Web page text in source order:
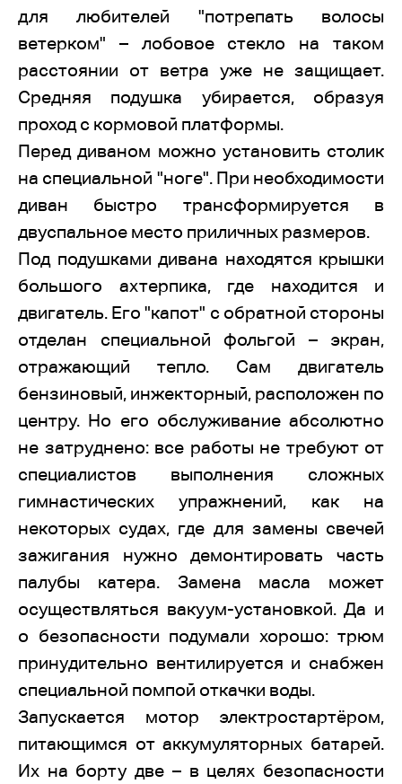
для любителей "потрепать волосы
ветерком" – лобовое стекло на таком
расстоянии от ветра уже не защищает.
Средняя подушка убирается, образуя
проход с кормовой платформы.
Перед диваном можно установить столик
на специальной "ноге". При необходимости
диван быстро трансформируется в
двуспальное место приличных размеров.
Под подушками дивана находятся крышки
большого ахтерпика, где находится и
двигатель. Его "капот" с обратной стороны
отделан специальной фольгой – экран,
отражающий тепло. Сам двигатель
бензиновый, инжекторный, расположен по
центру. Но его обслуживание абсолютно
не затруднено: все работы не требуют от
специалистов выполнения сложных
гимнастических упражнений, как на
некоторых судах, где для замены свечей
зажигания нужно демонтировать часть
палубы катера. Замена масла может
осуществляться вакуум-установкой. Да и
о безопасности подумали хорошо: трюм
принудительно вентилируется и снабжен
специальной помпой откачки воды.
Запускается мотор электростартёром,
питающимся от аккумуляторных батарей.
Их на борту две – в целях безопасности